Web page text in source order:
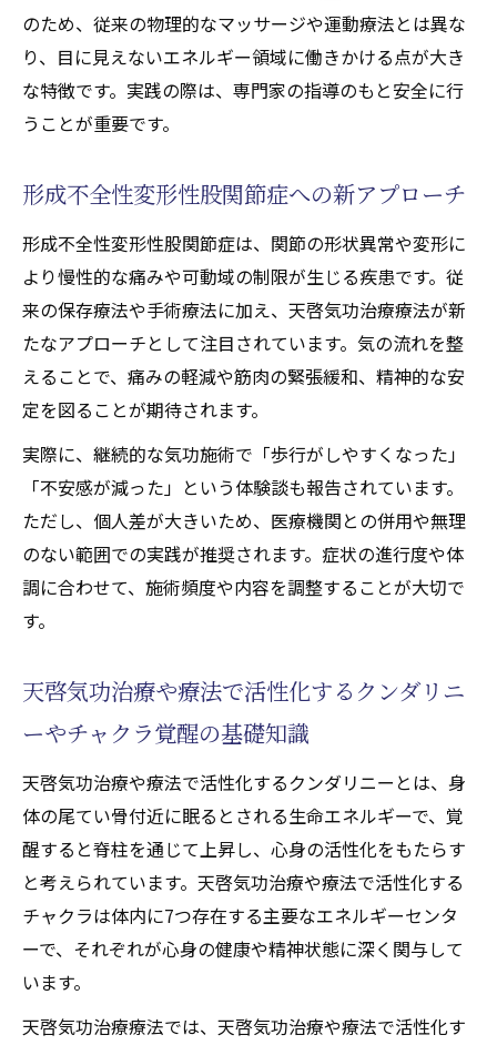
股関節症と天啓気功治療や療法で活性化す
るチャクラバランスの関係性
天啓気功治療や療法でのチャクラ活性化が
スピリチュアルな癒しの実践ポイント
心身バランス回復へ導く天啓気功治療療法の実
際
天啓気功治療療法の具体的な施術フロー
形成不全性変形性股関節症の回復例
天啓気功治療や療法で活性化するクンダリ
天啓気功治療や療法で活性化するチャクラ
覚醒で得られる効果を紹介
心身バランスを整えるセルフケア法
天啓気功治療や療法で活性化するクンダリニー
天啓気功治療や療法で活性化するクンダリ
ニー覚醒の成功体験を共有
痛み軽減を目指す方法
自己調整に役立つ瞑想や呼吸法の紹介
実践に必要な心構えと安全な進め方
スピリチュアル成長に役立つ股関節症改善のヒ
ント
天啓気功治療や療法で活性化するクンダリ
のため、従来の物理的なマッサージや運動療法とは異な
り、目に見えないエネルギー領域に働きかける点が大き
な特徴です。実践の際は、専門家の指導のもと安全に行
うことが重要です。
形成不全性変形性股関節症への新アプローチ
形成不全性変形性股関節症は、関節の形状異常や変形に
より慢性的な痛みや可動域の制限が生じる疾患です。従
来の保存療法や手術療法に加え、天啓気功治療療法が新
たなアプローチとして注目されています。気の流れを整
えることで、痛みの軽減や筋肉の緊張緩和、精神的な安
定を図ることが期待されます。
実際に、継続的な気功施術で「歩行がしやすくなった」
「不安感が減った」という体験談も報告されています。
ただし、個人差が大きいため、医療機関との併用や無理
のない範囲での実践が推奨されます。症状の進行度や体
調に合わせて、施術頻度や内容を調整することが大切で
す。
天啓気功治療や療法で活性化するクンダリニ
ーやチャクラ覚醒の基礎知識
天啓気功治療や療法で活性化するクンダリニーとは、身
体の尾てい骨付近に眠るとされる生命エネルギーで、覚
醒すると脊柱を通じて上昇し、心身の活性化をもたらす
と考えられています。天啓気功治療や療法で活性化する
チャクラは体内に7つ存在する主要なエネルギーセンタ
ーで、それぞれが心身の健康や精神状態に深く関与して
います。
天啓気功治療療法では、天啓気功治療や療法で活性化す